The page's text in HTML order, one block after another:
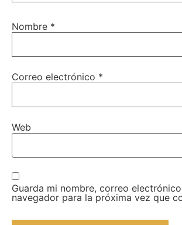
Nombre *
Correo electrónico *
Web
Guarda mi nombre, correo
navegador para la próxima vez que